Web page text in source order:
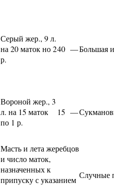
Серый жер., 9 л.
на 20 маток но 2
р.
40 —Большая
Вороной жер., 3
л. на 15 маток
по 1 р.
15 —
Масть и лета жеребцов
и число маток,
назначенных к
припуску с указанием Случные